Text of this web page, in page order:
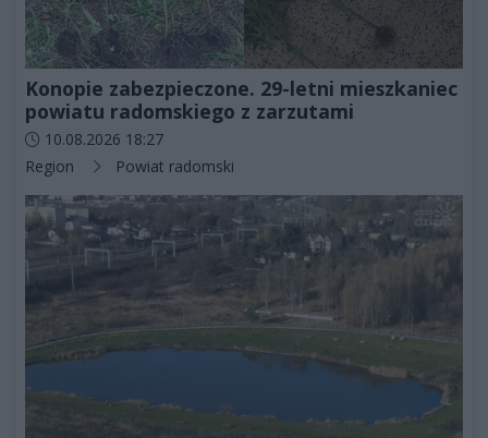
Konopie zabezpieczone. 29-letni mieszkaniec
powiatu radomskiego z zarzutami
Data dodania artykułu:
10.08.2026 18:27
Kategorie artykułu:
Region Powiat radomski